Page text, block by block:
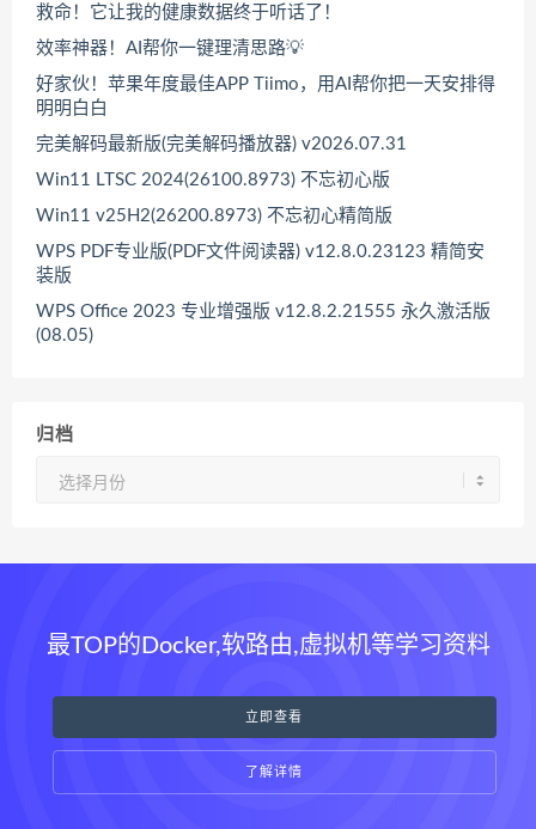
救命！它让我的健康数据终于听话了！
效率神器！AI帮你一键理清思路💡
好家伙！苹果年度最佳APP Tiimo，用AI帮你把一天安排得
明明白白
完美解码最新版(完美解码播放器) v2026.07.31
Win11 LTSC 2024(26100.8973) 不忘初心版
Win11 v25H2(26200.8973) 不忘初心精简版
WPS PDF专业版(PDF文件阅读器) v12.8.0.23123 精简安
装版
WPS Office 2023 专业增强版 v12.8.2.21555 永久激活版
(08.05)
归档
最TOP的Docker,软路由,虚拟机等学习资料
立即查看
了解详情